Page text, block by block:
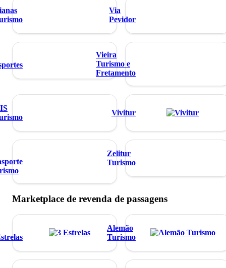
Via
Pevidor
Vieira
Turismo e
Fretamento
Vivitur
Zelitur
Turismo
Marketplace de revenda de passagens
Alemão
Turismo